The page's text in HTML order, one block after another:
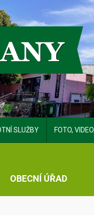
SLUŽBY FOTO, VIDEO
OBECNÍ ÚŘAD